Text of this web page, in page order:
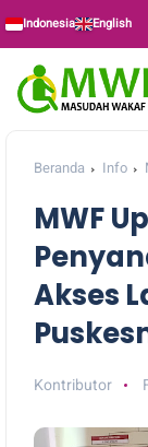
Indonesia English
Beranda Info
MWF
Akses
Kontributor